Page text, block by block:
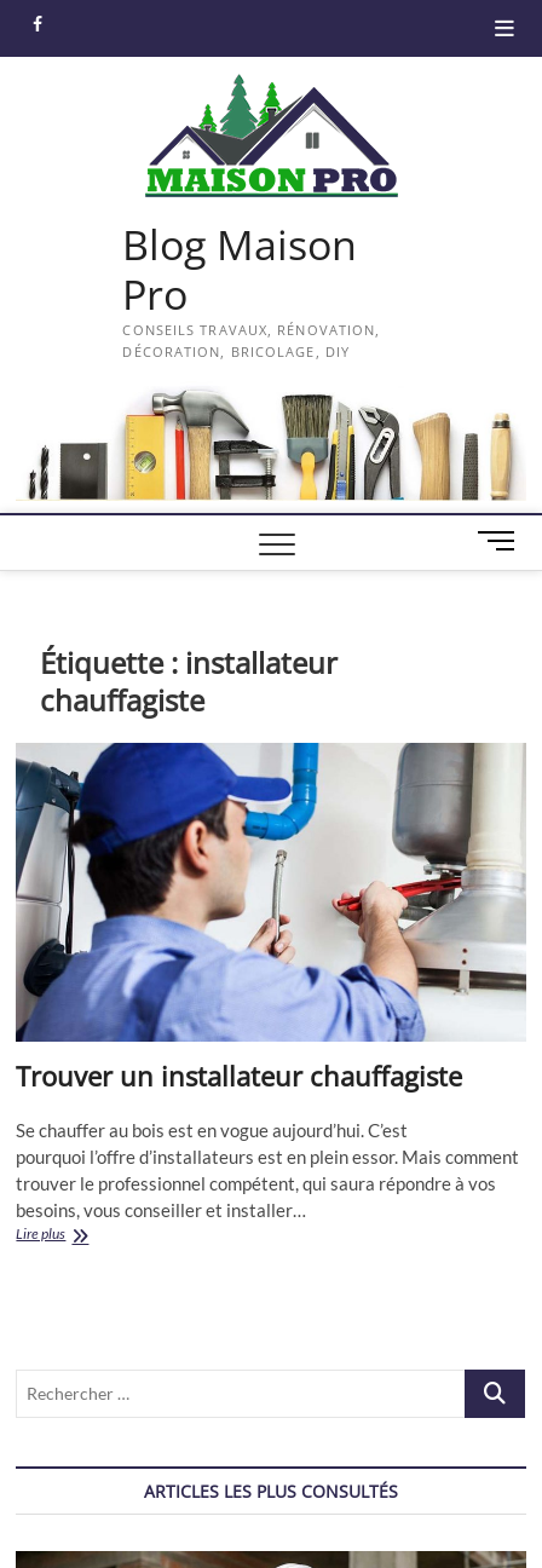
facebook
Blog Maison
Pro
CONSEILS TRAVAUX, RÉNOVATION,
DÉCORATION, BRICOLAGE, DIY
M
e
Étiquette : installateur
chauffagiste
Trouver un installateur chauffagiste
Se chauffer au bois est en vogue aujourd’hui. C’est
pourquoi l’offre d’installateurs est en plein essor. Mais comment
trouver le professionnel compétent, qui saura répondre à vos
besoins, vous conseiller et installer…
Lire plusTrouver
ARTICLES LES PLUS CONSULTÉS